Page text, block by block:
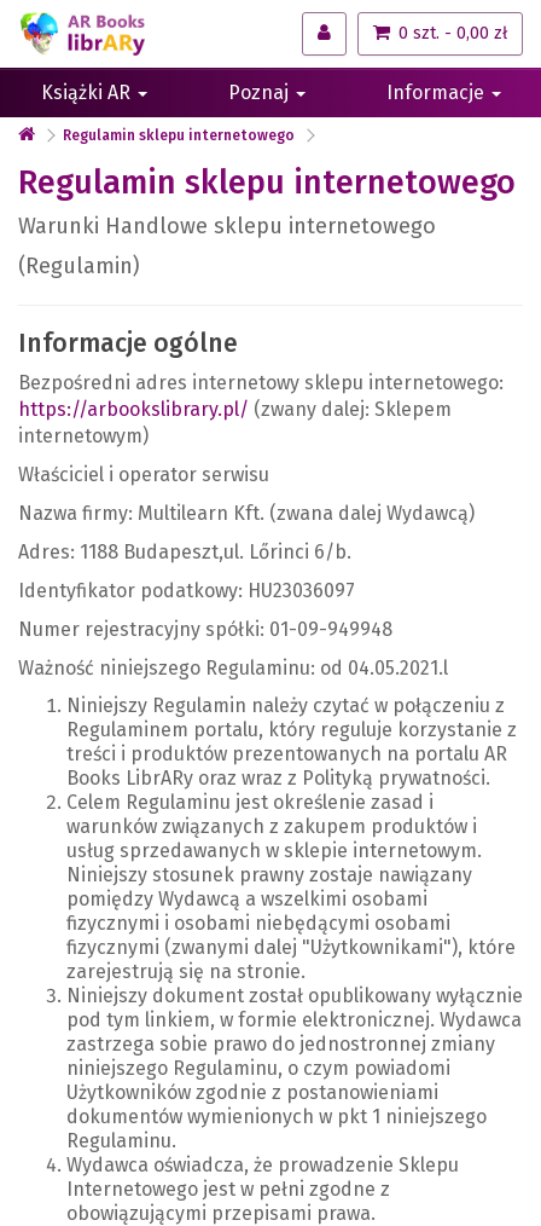
0 szt. - 0,00 zł
Książki AR Poznaj Informacje
Regulamin sklepu internetowego
Regulamin sklepu internetowego
Warunki Handlowe sklepu internetowego
(Regulamin)
Informacje ogólne
Bezpośredni adres internetowy sklepu internetowego:
https://arbookslibrary.pl/ (zwany dalej: Sklepem
internetowym)
Właściciel i operator serwisu
Nazwa firmy: Multilearn Kft. (zwana dalej Wydawcą)
Adres: 1188 Budapeszt,ul. Lőrinci 6/b.
Identyfikator podatkowy: HU23036097
Numer rejestracyjny spółki: 01-09-949948
Ważność niniejszego Regulaminu: od 04.05.2021.l
Niniejszy Regulamin należy czytać w połączeniu z
Regulaminem portalu, który reguluje korzystanie z
treści i produktów prezentowanych na portalu AR
Books LibrARy oraz wraz z Polityką prywatności.
Celem Regulaminu jest określenie zasad i
warunków związanych z zakupem produktów i
usług sprzedawanych w sklepie internetowym.
Niniejszy stosunek prawny zostaje nawiązany
pomiędzy Wydawcą a wszelkimi osobami
fizycznymi i osobami niebędącymi osobami
fizycznymi (zwanymi dalej "Użytkownikami"), które
zarejestrują się na stronie.
Niniejszy dokument został opublikowany wyłącznie
pod tym linkiem, w formie elektronicznej. Wydawca
zastrzega sobie prawo do jednostronnej zmiany
niniejszego Regulaminu, o czym powiadomi
Użytkowników zgodnie z postanowieniami
dokumentów wymienionych w pkt 1 niniejszego
Regulaminu.
Wydawca oświadcza, że prowadzenie Sklepu
Internetowego jest w pełni zgodne z
obowiązującymi przepisami prawa.